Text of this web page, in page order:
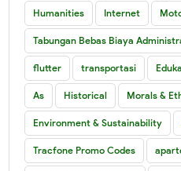
Humanities Internet
Tabungan Bebas Biaya
flutter transportasi
As Historical Morals &
Environment & Sustainability
Tracfone Promo Codes